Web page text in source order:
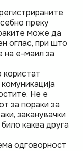
преку
може да
оглас, при што
на е-маил за
користат
Не е
за пораки за
заканувачки
каква друга
одговорност